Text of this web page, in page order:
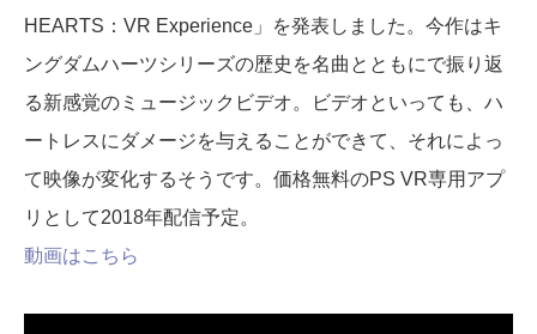
HEARTS：VR Experience」を発表しました。今作はキ
ングダムハーツシリーズの歴史を名曲とともにで振り返
る新感覚のミュージックビデオ。ビデオといっても、ハ
ートレスにダメージを与えることができて、それによっ
て映像が変化するそうです。価格無料のPS VR専用アプ
リとして2018年配信予定。
動画はこちら